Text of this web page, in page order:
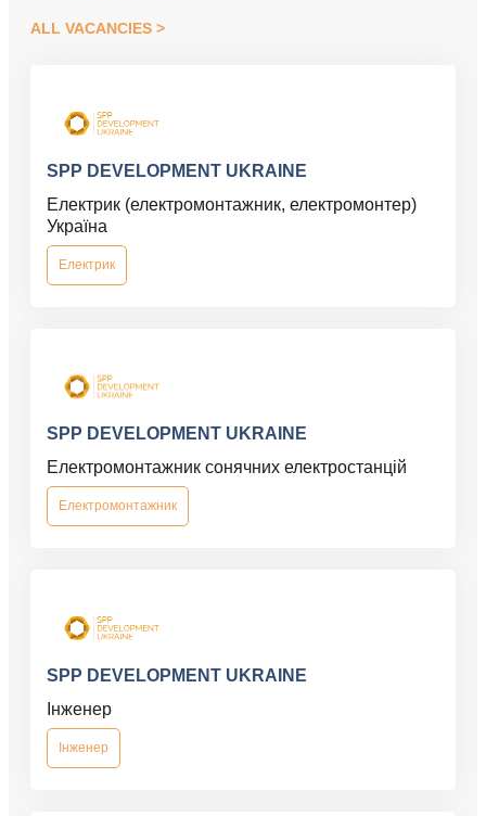
ALL VACANCIES
SPP DEVELOPMENT UKRAINE
Електрик (електромонтажник, електромонтер)
Україна
Електрик
SPP DEVELOPMENT UKRAINE
Електромонтажник сонячних електростанцій
Електромонтажник
SPP DEVELOPMENT UKRAINE
Інженер
Інженер